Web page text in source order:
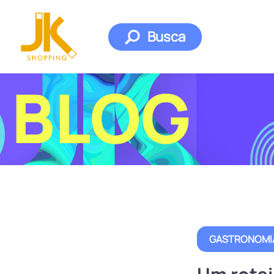
Busca
BLOG